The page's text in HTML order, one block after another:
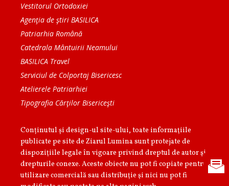
Vestitorul Ortodoxiei
Agenţia de ştiri BASILICA
Patriarhia Română
Catedrala Mântuirii Neamului
BASILICA Travel
Serviciul de Colportaj Bisericesc
Atelierele Patriarhiei
Tipografia Cărţilor Bisericeşti
Conținutul și design-ul site-ului, toate informaţiile
publicate pe site de Ziarul Lumina sunt protejate de
dispoziţiile legale în vigoare privind dreptul de autor şi
drepturile conexe. Aceste obiecte nu pot fi copiate pentru
utilizare comercială sau distribuţie şi nici nu pot fi